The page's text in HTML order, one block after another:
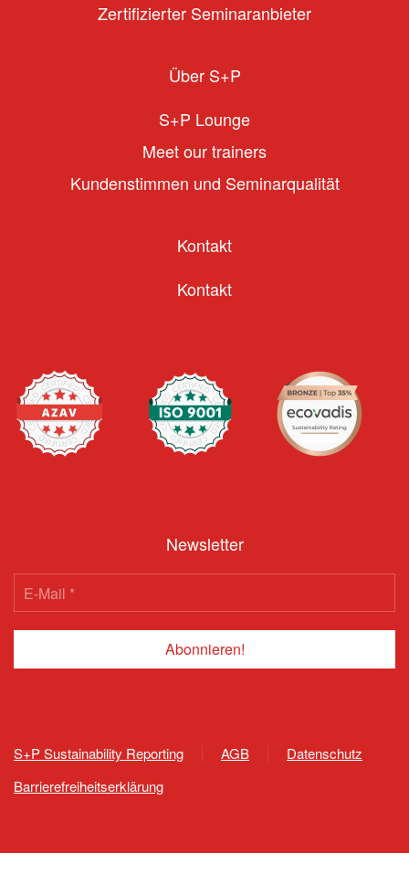
Zertifizierter Seminaranbieter
Über S+P
S+P Lounge
Meet our trainers
Kundenstimmen und Seminarqualität
Kontakt
Kontakt
Newsletter
S+P Sustainability Reporting AGB
Datenschutz
Barrierefreiheitserklärung